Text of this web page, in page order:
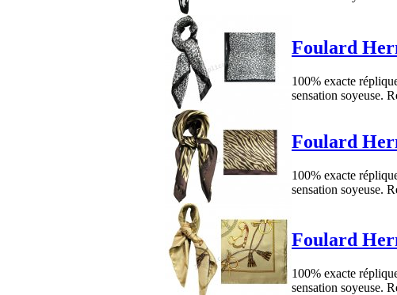
Foulard
100% exacte
sensation soyeuse.
Foulard
100% exacte
sensation soyeuse.
Foulard
100% exacte
sensation soyeuse.